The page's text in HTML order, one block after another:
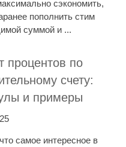
сэкономить,
пополнить стим
суммой и ...
процентов по
счету:
и примеры
самое интересное в